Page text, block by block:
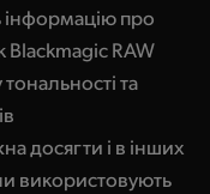
інформацію про
Blackmagic RAW
та
досягти і в інших
використовують